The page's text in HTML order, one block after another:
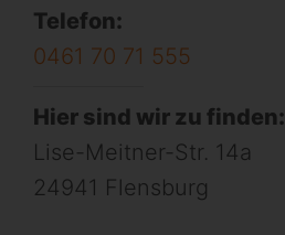
Telefon:
0461 70 71 555
Hier sind wir zu finden:
Lise-Meitner-Str. 14a
24941 Flensburg